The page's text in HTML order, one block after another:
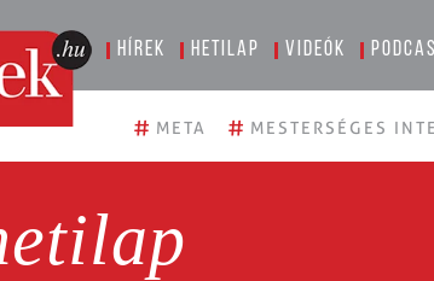
Hírek Hetilap Videók
# META # MESTERSÉGES